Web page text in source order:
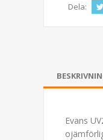
Dela:
Evans